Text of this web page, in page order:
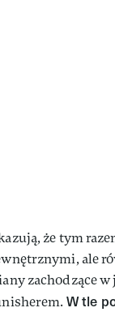
że tym
ale
zachodzące
W tle